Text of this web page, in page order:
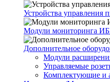
Устройства управления
Модули мониторинга
Дополнительное
Модули
Управляемые
Комплектующие и